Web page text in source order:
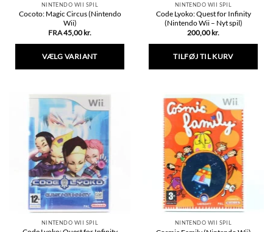
NINTENDO WII SPIL
Cocoto: Magic Circus (Nintendo
Wii)
FRA45,00 kr.
VÆLG VARIANT
har
flere
varianter.
Mulighederne
kan
vælges
på
varesiden
NINTENDO WII SPIL
Code Lyoko: Quest for Infinity
(Nintendo Wii – Nyt spil)
200,00 kr.
TILFØJ TIL KURV
NINTENDO WII SPIL NINTENDO WII SPIL